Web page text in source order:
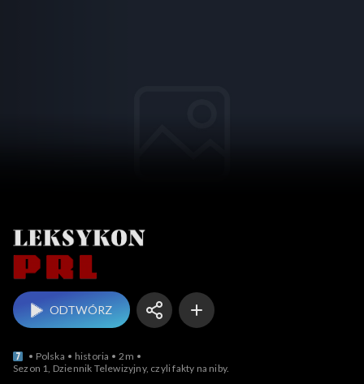
ODTWÓRZ
Polska historia
2m
Sezon 1, Dziennik Telewizyjny, czyli fakty na niby.